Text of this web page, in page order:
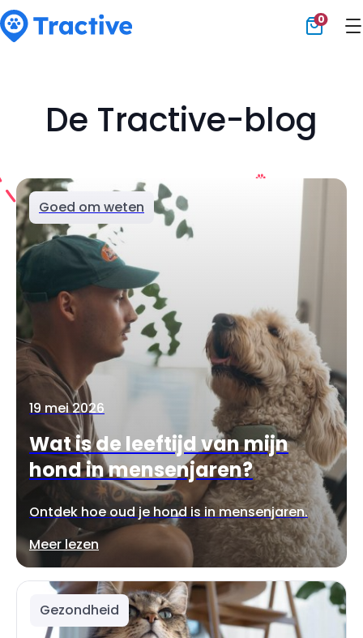
0
De Tractive-blog
Goed om weten
19 mei 2026
Wat is de leeftijd van mijn
hond in mensenjaren?
Ontdek hoe oud je hond is in mensenjaren.
Meer lezen
Gezondheid